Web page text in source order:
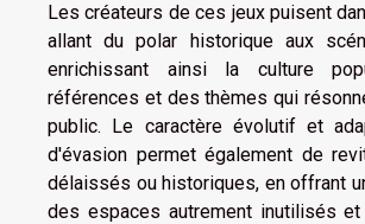
Les créateurs de ces jeux puisent
allant du polar historique aux
enrichissant ainsi la culture
références et des thèmes qui
public. Le caractère évolutif et
d'évasion permet également de
délaissés ou historiques, en offrant
des espaces autrement inutilisés